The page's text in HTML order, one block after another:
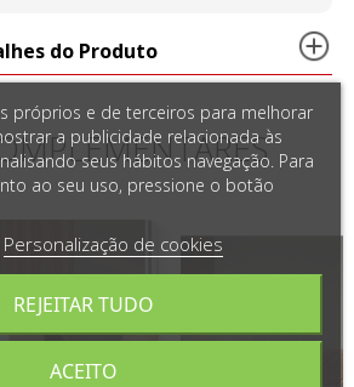
do Produto
próprios e de terceiros para melhorar
a publicidade relacionada às
seus hábitos navegação. Para
ao seu uso, pressione o botão
Personalização de cookies
REJEITAR TUDO
ACEITO